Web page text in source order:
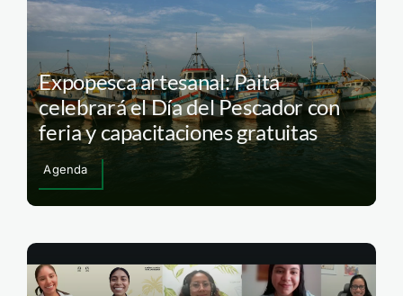
Expopesca artesanal: Paita
celebrará el Día del Pescador con
feria y capacitaciones gratuitas
Agenda